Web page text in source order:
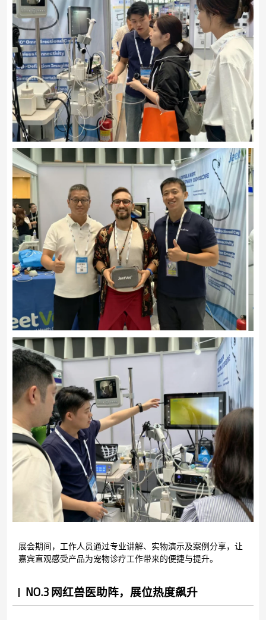
展会期间，工作人员通过专业讲解、实物演示及案例分享，让
嘉宾直观感受产品为宠物诊疗工作带来的便捷与提升。
NO.3 网红兽医助阵，展位热度飙升